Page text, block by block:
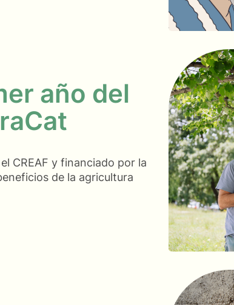
año del
CREAF y financiado por la
de la agricultura